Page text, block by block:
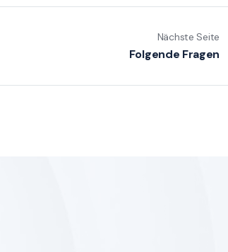
Nächste Seite
Folgende Fragen